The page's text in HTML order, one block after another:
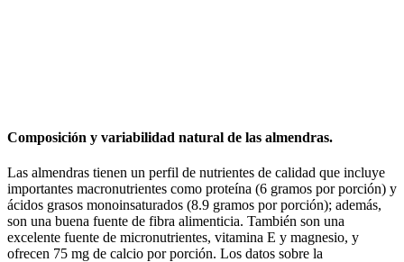
Composición y variabilidad natural de las almendras.
Las almendras tienen un perfil de nutrientes de calidad que incluye
importantes macronutrientes como proteína (6 gramos por porción) y
ácidos grasos monoinsaturados (8.9 gramos por porción); además,
son una buena fuente de fibra alimenticia. También son una
excelente fuente de micronutrientes, vitamina E y magnesio, y
ofrecen 75 mg de calcio por porción. Los datos sobre la